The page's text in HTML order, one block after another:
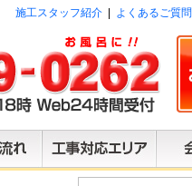
施工スタッフ紹介 よくあるご質問